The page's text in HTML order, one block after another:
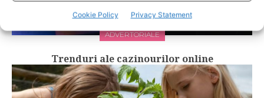
Cookie Policy Privacy Statement
ADVERTORIALE
Trenduri ale cazinourilor online